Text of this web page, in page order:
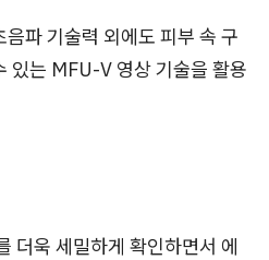
파 기술력 외에도 피부 속 구
있는 MFU-V 영상 기술을 활용
더욱 세밀하게 확인하면서 에